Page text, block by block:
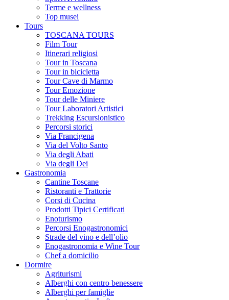
Terme e wellness
Top musei
Tours
TOSCANA TOURS
Film Tour
Itinerari religiosi
Tour in Toscana
Tour in bicicletta
Tour Cave di Marmo
Tour Emozione
Tour delle Miniere
Tour Laboratori Artistici
Trekking Escursionistico
Percorsi storici
Via Francigena
Via del Volto Santo
Via degli Abati
Via degli Dei
Gastronomia
Cantine Toscane
Ristoranti e Trattorie
Corsi di Cucina
Prodotti Tipici Certificati
Enoturismo
Percorsi Enogastronomici
Strade del vino e dell’olio
Enogastronomia e Wine Tour
Chef a domicilio
Dormire
Agriturismi
Alberghi con centro benessere
Alberghi per famiglie